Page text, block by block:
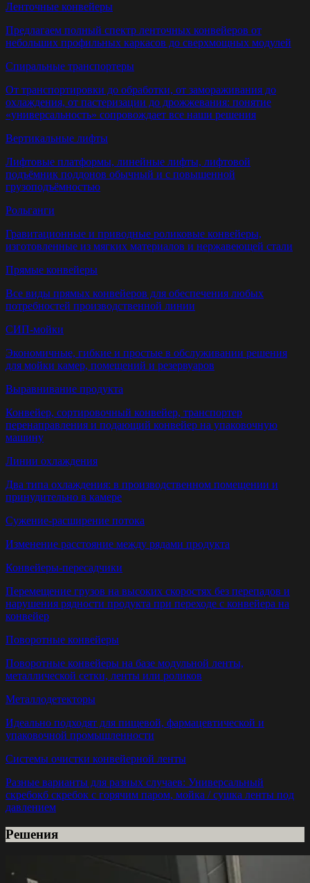
Ленточные конвейеры
Предлагаем полный спектр ленточных конвейеров от
небольших профильных каркасов до сверхмощных модулей
Спиральные транспортеры
От транспортировки до обработки, от замораживания до
охлаждения, от пастеризации до дрожжевания: понятие
«универсальность» сопровождает все наши решения
Вертикальные лифты
Лифтовые платформы, линейные лифты, лифтовой
подъёмник поддонов обычный и с повышенной
грузоподъёмностью
Рольганги
Гравитационные и приводные роликовые конвейеры,
изготовленные из мягких материалов и нержавеющей стали
Прямые конвейеры
Все виды прямых конвейеров для обеспечения любых
потребностей производственной линии
СИП-мойки
Экономичные, гибкие и простые в обслуживании решения
для мойки камер, помещений и резервуаров
Выравнивание продукта
Конвейер, сортировочный конвейер, транспортер
перенаправления и подающий конвейер на упаковочную
машину
Линии охлаждения
Два типа охлаждения: в производственном помещении и
принудительно в камере
Сужение-расширение потока
Изменение расстояние между рядами продукта
Конвейеры-пересадчики
Перемещение грузов на высоких скоростях без перепадов и
нарушения рядности продукта при переходе с конвейера на
конвейер
Поворотные конвейеры
Поворотные конвейеры на базе модульной ленты,
металлической сетки, ленты или роликов
Металлодетекторы
Идеально подходят для пищевой, фармацевтической и
упаковочной промышленности
Системы очистки конвейерной ленты
Разные варианты для разных случаев: Универсальный
скребокб скребок с горячим паром, мойка / сушка ленты под
давлением
Решения